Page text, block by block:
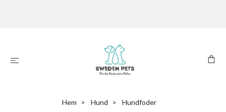
Hem Hund Hundfoder